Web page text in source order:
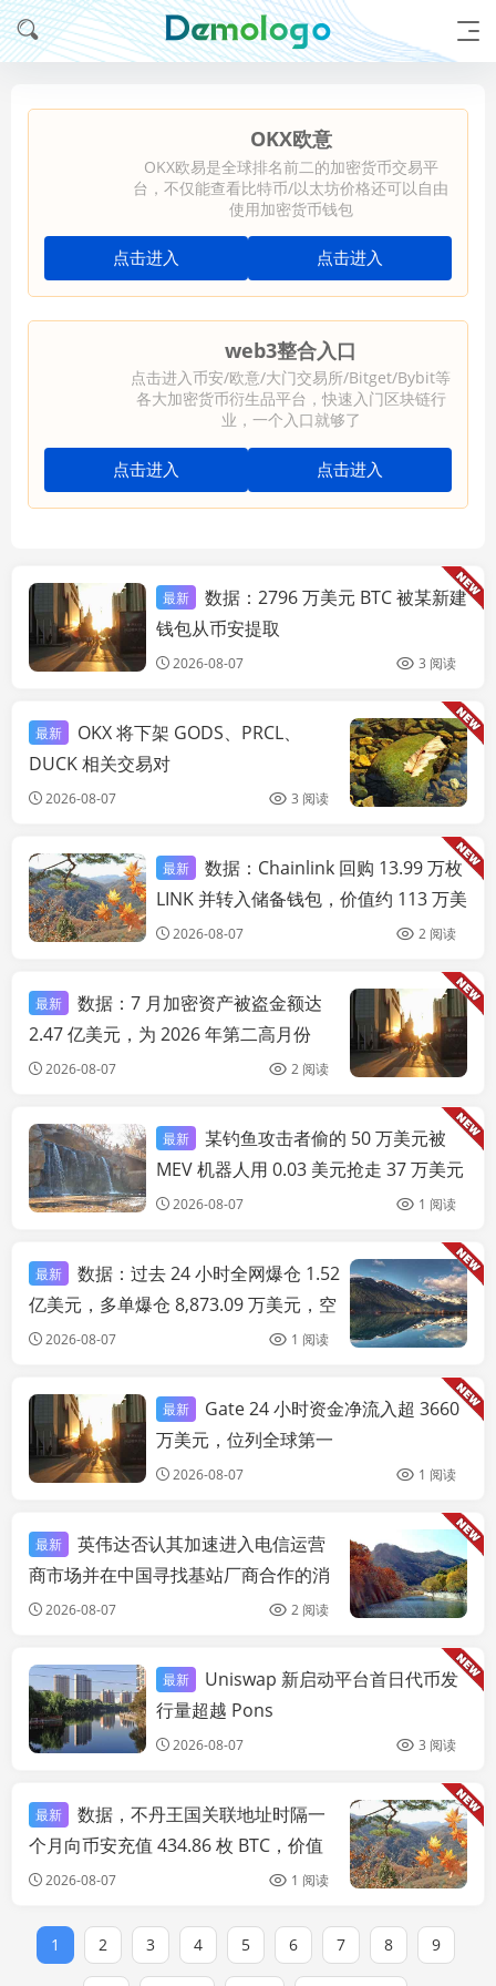
OKX欧意
OKX欧易是全球排名前二的加密货币交易平
台，不仅能查看比特币/以太坊价格还可以自由
使用加密货币钱包
点击进入 点击进入
web3整合入口
点击进入币安/欧意/大门交易所/Bitget/Bybit等
各大加密货币衍生品平台，快速入门区块链行
业，一个入口就够了
点击进入 点击进入
链快讯
最新
数据：2796 万美元 BTC 被某新建
钱包从币安提取
2026-08-07 3 阅读
最新
OKX 将下架 GODS、PRCL、
DUCK 相关交易对
2026-08-07 3 阅读
链快讯
最新
数据：Chainlink 回购 13.99 万枚
LINK 并转入储备钱包，价值约 113 万美
元2026-08-07 2 阅读
最新
数据：7 月加密资产被盗金额达
2.47 亿美元，为 2026 年第二高月份
2026-08-07 2 阅读
链快讯
最新
某钓鱼攻击者偷的 50 万美元被
MEV 机器人用 0.03 美元抢走 37 万美元
2026-08-07 1 阅读
最新
数据：过去 24 小时全网爆仓 1.52
亿美元，多单爆仓 8,873.09 万美元，空
单爆仓 6,305.06 万美元
2026-08-07 1 阅读
链快讯
最新
Gate 24 小时资金净流入超 3660
万美元，位列全球第一
2026-08-07 1 阅读
最新
英伟达否认其加速进入电信运营
商市场并在中国寻找基站厂商合作的消
息2026-08-07 2 阅读
链快讯
最新
Uniswap 新启动平台首日代币发
行量超越 Pons
2026-08-07 3 阅读
最新
数据，不丹王国关联地址时隔一
个月向币安充值 434.86 枚 BTC，价值
2796 万美元
2026-08-07 1 阅读
1 2 3 4 5 6 7 8 9